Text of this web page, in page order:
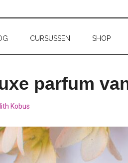
CURSUSSEN SHOP
parfum
Kobus